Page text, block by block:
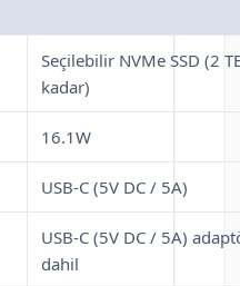
Seçilebilir NVMe SSD (2
kadar)
16.1W
USB-C (5V DC / 5A)
USB-C (5V DC / 5A)
dahil